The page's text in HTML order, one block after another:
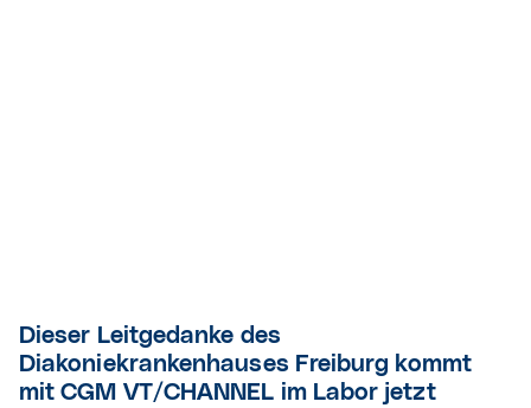
Dieser Leitgedanke des
Diakoniekrankenhauses Freiburg kommt
mit CGM VT/CHANNEL im Labor jetzt